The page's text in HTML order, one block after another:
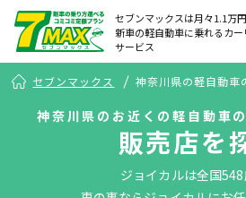
セブンマックスは月々1.1万
新車の軽自動車に乗れるカー
サービス
セブンマックス 神奈川県の軽自動車
神奈川県のお近くの軽自動車
販売店を
ジョイカルは全国548